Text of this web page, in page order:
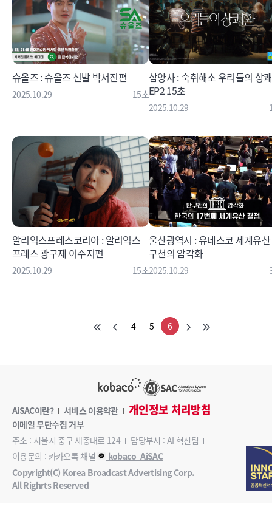
슈올즈 : 슈올즈 신발 박서진편
2025.10.29 15초
삼양사 : 숙취해소 우리들의 상
EP2 15초
2025.10.29
알리익스프레스코리아 : 알리익스
프레스 광구제 이수지편
2025.10.29 15초
울산광역시 : 유네스코 세계유
구천의 암각화
2025.10.29
4 5 6
AiSAC이란? 서비스 이용약관 개인정보 처리방침
이메일 무단수집 거부
주소 : 서울시 중구 세종대로 124
담당부서 : AI 혁신팀
이용문의 : 카카오톡 채널
kobaco_AiSAC
Copyright(C) Korea Broadcast Advertising Corp.
All Righrts Reserved